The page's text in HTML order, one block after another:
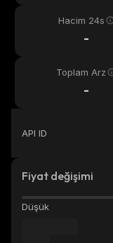
Hacim 24s
-
Toplam Arz
-
API ID
Fiyat değişimi
Düşük